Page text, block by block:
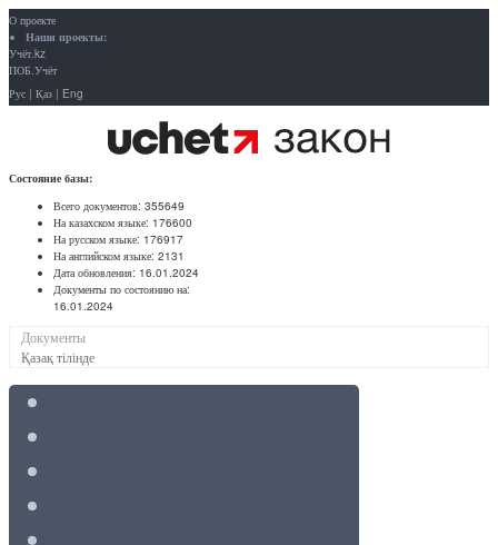
О проекте
Наши проекты:
Учёт.kz
ПОБ.Учёт
Рус | Қаз | Eng
Состояние базы:
Всего документов: 355649
На казахском языке: 176600
На русском языке: 176917
На английском языке: 2131
Дата обновления: 16.01.2024
Документы по состоянию на:
16.01.2024
Документы
Қазақ тілінде